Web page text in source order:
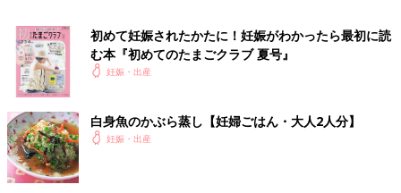
初めて妊娠されたかたに！妊娠がわかったら最初に読
む本『初めてのたまごクラブ 夏号』
妊娠・出産
白身魚のかぶら蒸し【妊婦ごはん・大人2人分】
妊娠・出産